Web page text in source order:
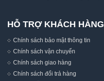
HỖ TRỢ KHÁCH HÀNG
Chính sách bảo mật thông tin
Chính sách vận chuyển
Chính sách giao hàng
Chính sách đổi trả hàng